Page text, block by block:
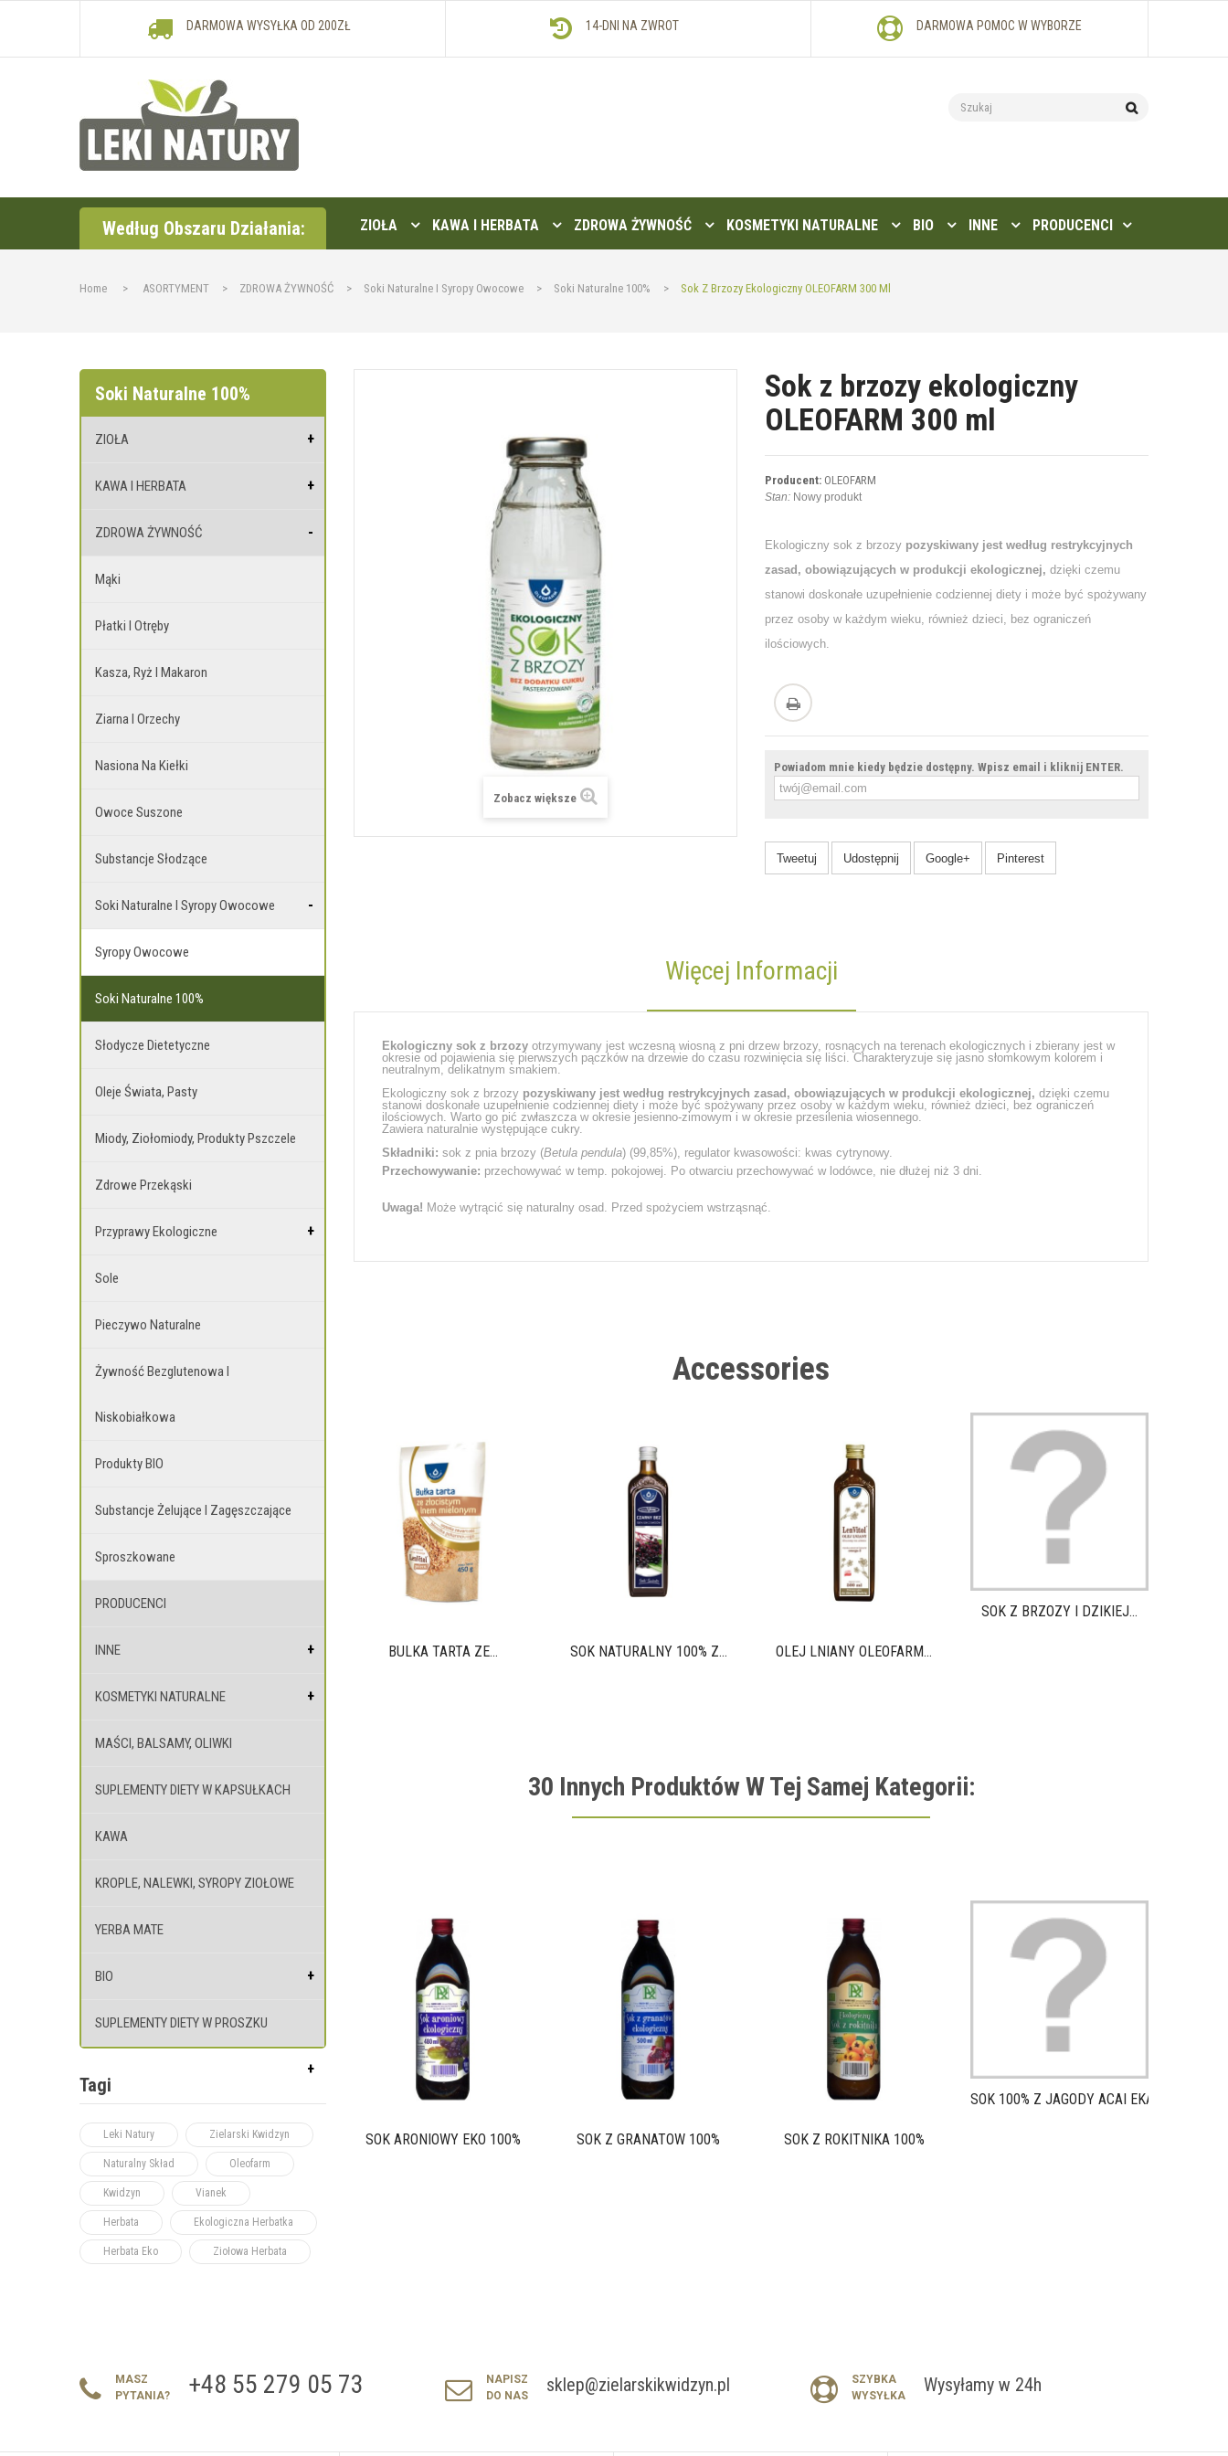
DARMOWA WYSYŁKA OD 200ZŁ 14-DNI NA ZWROT DARMOWA POMOC W WYBORZE
Według Obszaru Działania: ZIOŁA KAWA I HERBATA ZDROWA ŻYWNOŚĆ KOSMETYKI NATURALNE BIO INNE PRODUCENCI
Home > ASORTYMENT > ZDROWA ŻYWNOŚĆ > Soki Naturalne I Syropy Owocowe > Soki Naturalne 100% > Sok Z Brzozy Ekologiczny OLEOFARM 300 Ml
Soki Naturalne 100%
ZIOŁA
KAWA I HERBATA
ZDROWA ŻYWNOŚĆ
Mąki
Płatki I Otręby
Kasza, Ryż I Makaron
Ziarna I Orzechy
Nasiona Na Kiełki
Owoce Suszone
Substancje Słodzące
Soki Naturalne I Syropy Owocowe
Syropy Owocowe
Soki Naturalne 100%
Słodycze Dietetyczne
Oleje Świata, Pasty
Miody, Ziołomiody, Produkty Pszczele
Zdrowe Przekąski
Przyprawy Ekologiczne
Sole
Pieczywo Naturalne
Żywność Bezglutenowa I
Niskobiałkowa
Produkty BIO
Substancje Żelujące I Zagęszczające
Sproszkowane
PRODUCENCI
INNE
KOSMETYKI NATURALNE
MAŚCI, BALSAMY, OLIWKI
SUPLEMENTY DIETY W KAPSUŁKACH
KAWA
KROPLE, NALEWKI, SYROPY ZIOŁOWE
YERBA MATE
BIO
SUPLEMENTY DIETY W PROSZKU
Tagi
Leki Natury Zielarski Kwidzyn
Naturalny Skład Oleofarm
Kwidzyn Vianek
Herbata Ekologiczna Herbatka
Herbata Eko Ziołowa Herbata
Zobacz większe
Sok z brzozy ekologiczny
OLEOFARM 300 ml
Producent: OLEOFARM
Stan: Nowy produkt
Ekologiczny sok z brzozy pozyskiwany jest według restrykcyjnych
zasad, obowiązujących w produkcji ekologicznej, dzięki czemu
stanowi doskonałe uzupełnienie codziennej diety i może być spożywany
przez osoby w każdym wieku, również dzieci, bez ograniczeń
ilościowych.
Powiadom mnie kiedy będzie dostępny. Wpisz email i kliknij ENTER.
Tweetuj Udostępnij Google+ Pinterest
Więcej Informacji
Ekologiczny sok z brzozy otrzymywany jest wczesną wiosną z pni drzew brzozy, rosnących na terenach ekologicznych i zbierany jest w
okresie od pojawienia się pierwszych pączków na drzewie do czasu rozwinięcia się liści. Charakteryzuje się jasno słomkowym kolorem i
neutralnym, delikatnym smakiem.
Ekologiczny sok z brzozy pozyskiwany jest według restrykcyjnych zasad, obowiązujących w produkcji ekologicznej, dzięki czemu
stanowi doskonałe uzupełnienie codziennej diety i może być spożywany przez osoby w każdym wieku, również dzieci, bez ograniczeń
ilościowych. Warto go pić zwłaszcza w okresie jesienno-zimowym i w okresie przesilenia wiosennego.
Zawiera naturalnie występujące cukry.
Składniki: sok z pnia brzozy (Betula pendula) (99,85%), regulator kwasowości: kwas cytrynowy.
Przechowywanie: przechowywać w temp. pokojowej. Po otwarciu przechowywać w lodówce, nie dłużej niż 3 dni.
Uwaga! Może wytrącić się naturalny osad. Przed spożyciem wstrząsnąć.
Accessories
BULKA TARTA ZE... SOK NATURALNY 100% Z... OLEJ LNIANY OLEOFARM...
SOK Z BRZOZY I DZIKIEJ...
30 Innych Produktów W Tej Samej Kategorii:
SOK ARONIOWY EKO 100% SOK Z GRANATÓW 100% SOK Z ROKITNIKA 100%
SOK 100% Z JAGODY ACAI EKAMEDICA...
MASZ
PYTANIA?
+48 55 279 05 73
NAPISZ
DO NAS
sklep@zielarskikwidzyn.pl
SZYBKA
WYSYŁKA
Wysyłamy w 24h